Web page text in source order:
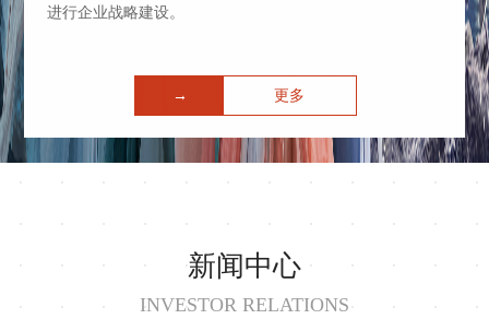
进行企业战略建设。
更多
→
新闻中心
INVESTOR RELATIONS